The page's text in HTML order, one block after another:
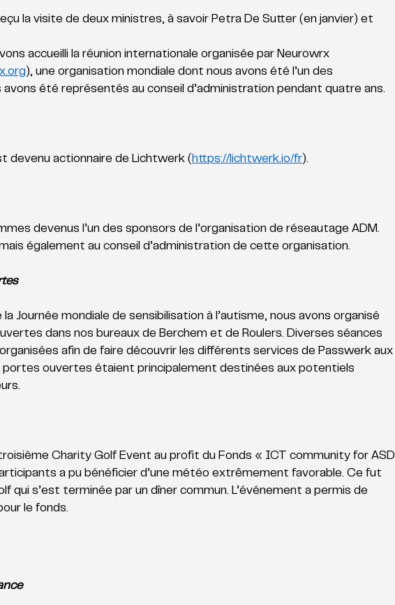
la visite de deux ministres, à savoir Petra De Sutter (en janvier) et
accueilli la réunion internationale organisée par Neurowrx
), une organisation mondiale dont nous avons été l’un des
été représentés au conseil d’administration pendant quatre ans.
devenu actionnaire de Lichtwerk ( https://lichtwerk.io/fr ).
devenus l’un des sponsors de l’organisation de réseautage ADM.
également au conseil d’administration de cette organisation.
la Journée mondiale de sensibilisation à l’autisme, nous avons organisé
dans nos bureaux de Berchem et de Roulers. Diverses séances
afin de faire découvrir les différents services de Passwerk aux
portes ouvertes étaient principalement destinées aux potentiels
Charity Golf Event au profit du Fonds « ICT community for ASD
a pu bénéficier d’une météo extrêmement favorable. Ce fut
qui s’est terminée par un dîner commun. L’événement a permis de
le fonds.